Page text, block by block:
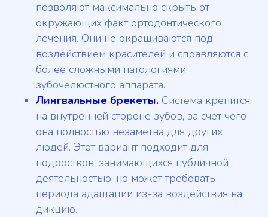
позволяют максимально скрыть от
окружающих факт ортодонтического
лечения. Они не окрашиваются под
воздействием красителей и справляются с
более сложными патологиями
зубочелюстного аппарата.
Лингвальные брекеты. Система крепится
на внутренней стороне зубов, за счет чего
она полностью незаметна для других
людей. Этот вариант подходит для
подростков, занимающихся публичной
деятельностью, но может требовать
периода адаптации из-за воздействия на
дикцию.